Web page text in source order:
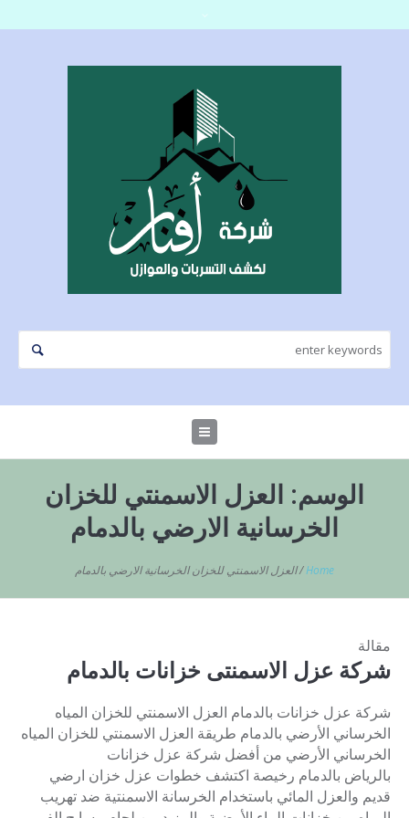
الوسم: العزل الاسمنتي للخزان
الخرسانية الارضي بالدمام
Home
/العزل الاسمنتي للخزان الخرسانية الارضي بالدمام
مقالة
شركة عزل الاسمنتى خزانات بالدمام
شركة عزل خزانات بالدمام العزل الاسمنتي للخزان المياه
الخرساني الأرضي بالدمام طريقة العزل الاسمنتي للخزان المياه
الخرساني الأرضي من أفضل شركة عزل خزانات
بالرياض بالدمام رخيصة اكتشف خطوات عزل خزان ارضي
قديم والعزل المائي باستخدام الخرسانة الاسمنتية ضد تهريب